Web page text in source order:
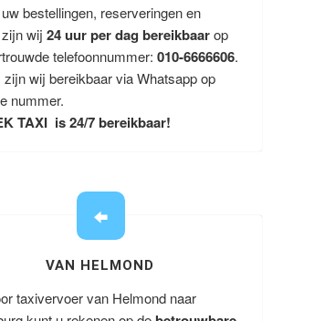
bestellingen, reserveringen en
wij 24 uur per dag bereikbaarop
telefoonnummer: 010-6666606.
zijn wij bereikbaar via Whatsapp op
nummer.
TAXI is 24/7 bereikbaar!
VAN HELMOND
taxivervoer van Helmond naar